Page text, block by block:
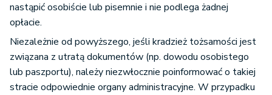
nastąpić osobiście lub pisemnie i nie podlega żadnej
opłacie.
Niezależnie od powyższego, jeśli kradzież tożsamości jest
związana z utratą dokumentów (np. dowodu osobistego
lub paszportu), należy niezwłocznie poinformować o takiej
stracie odpowiednie organy administracyjne. W przypadku